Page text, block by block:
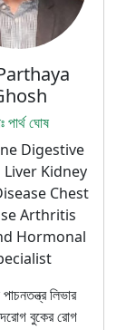
পার্থ ঘোষ
Digestive
Liver Kidney
Chest
Arthritis
Hormonal
লিভার
বুকের রোগ